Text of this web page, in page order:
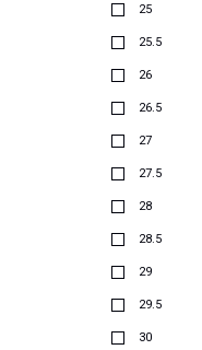
25
25.5
26
26.5
27
27.5
28
28.5
29
29.5
30